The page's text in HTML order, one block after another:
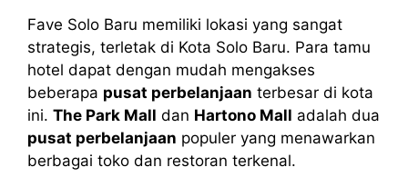
Fave Solo Baru memiliki lokasi yang sangat
strategis, terletak di Kota Solo Baru. Para tamu
hotel dapat dengan mudah mengakses
beberapa pusat perbelanjaan terbesar di kota
ini. The Park Mall dan Hartono Mall adalah dua
pusat perbelanjaan populer yang menawarkan
berbagai toko dan restoran terkenal.